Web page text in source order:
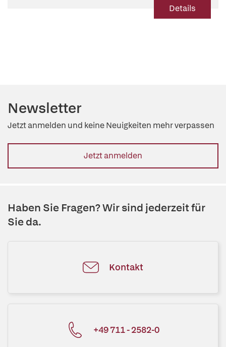
Details
Newsletter
Jetzt anmelden und keine Neuigkeiten mehr verpassen
Jetzt anmelden
Haben Sie Fragen? Wir sind jederzeit für
Sie da.
Kontakt
+49 711 - 2582-0